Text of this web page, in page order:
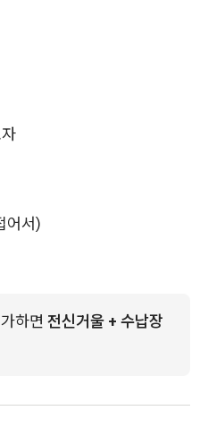
어서)
하면 전신거울 + 수납장